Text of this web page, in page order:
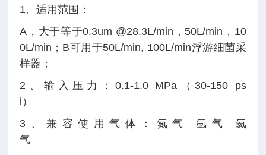
1、适用范围：
A，大于等于0.3um @28.3L/min，50L/min，10
0L/min；B可用于50L/min, 100L/min浮游细菌采
样器；
2、输入压力：0.1-1.0 MPa（30-150 ps
i）
3、兼容使用气体：氮气 氩气 氦
气